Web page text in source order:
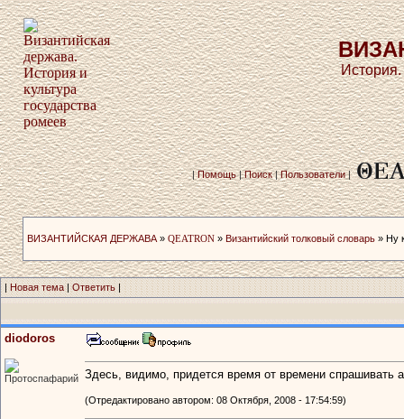
|Помощь|Поиск|Пользователи|
ВИЗАНТИЙСКАЯ ДЕРЖАВА» QEATRON» Византийский толковый словарь» Ну
| Новая тема|Ответить |
diodoros
Протоспафарий Здесь, видимо, придется время от времени
(Отредактировано автором: 08 Октября, 2008 - 17:54:59)